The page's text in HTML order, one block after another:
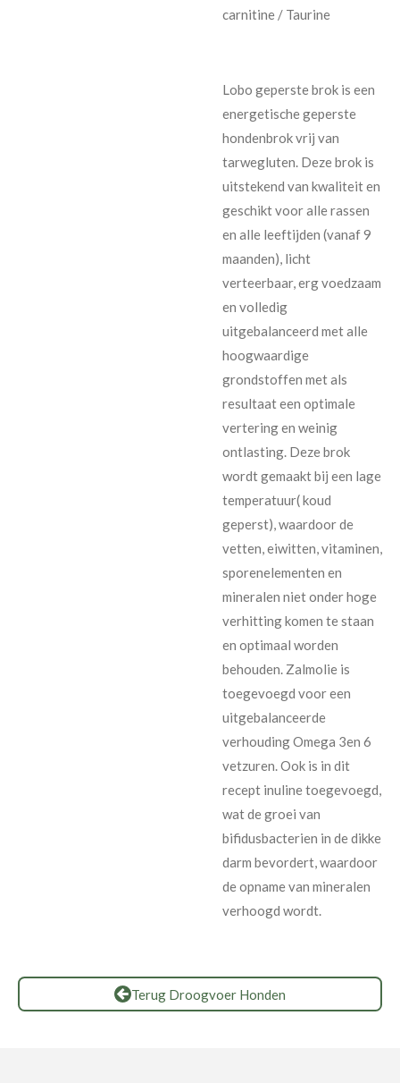
carnitine / Taurine
Lobo geperste brok is een
energetische geperste
hondenbrok vrij van
tarwegluten. Deze brok is
uitstekend van kwaliteit en
geschikt voor alle rassen
en alle leeftijden (vanaf 9
maanden), licht
verteerbaar, erg voedzaam
en volledig
uitgebalanceerd met alle
hoogwaardige
grondstoffen met als
resultaat een optimale
vertering en weinig
ontlasting. Deze brok
wordt gemaakt bij een lage
temperatuur( koud
geperst), waardoor de
vetten, eiwitten, vitaminen,
sporenelementen en
mineralen niet onder hoge
verhitting komen te staan
en optimaal worden
behouden. Zalmolie is
toegevoegd voor een
uitgebalanceerde
verhouding Omega 3en 6
vetzuren. Ook is in dit
recept inuline toegevoegd,
wat de groei van
bifidusbacterien in de dikke
darm bevordert, waardoor
de opname van mineralen
verhoogd wordt.
Terug Droogvoer Honden